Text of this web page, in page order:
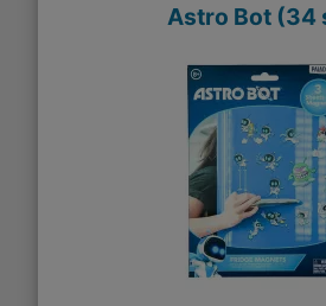
Astro Bot (34